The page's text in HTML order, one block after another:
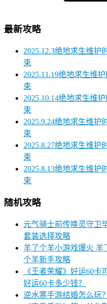
最新攻略
2025.12.3绝地求生维护
束
2025.11.19绝地求生维
束
2025.10.14绝地求生维
束
2025.9.24绝地求生维护
束
2025.8.27绝地求生维护
束
2025.8.13绝地求生维护
束
随机攻略
元气骑士前传唤灵守卫
套装选择攻略
羊了个羊小游戏爆火 羊
个羊新手攻略
《王者荣耀》好运60卡
好运60卡多少钱？
逆水寒手游结婚怎么玩